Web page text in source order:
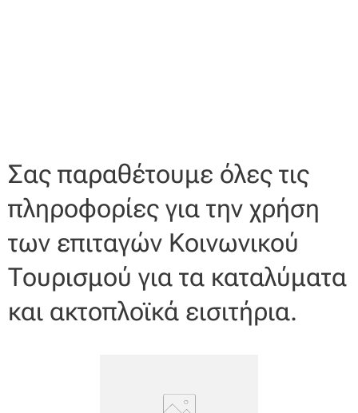
Σας παραθέτουμε όλες τις
πληροφορίες για την χρήση
των επιταγών Κοινωνικού
Τουρισμού για τα καταλύματα
και ακτοπλοϊκά εισιτήρια.